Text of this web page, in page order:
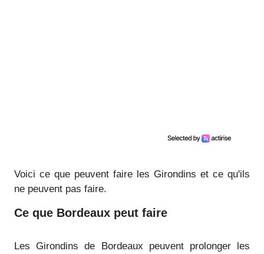
Voici ce que peuvent faire les Girondins et ce qu'ils
ne peuvent pas faire.
Ce que Bordeaux peut faire
Les Girondins de Bordeaux peuvent prolonger les